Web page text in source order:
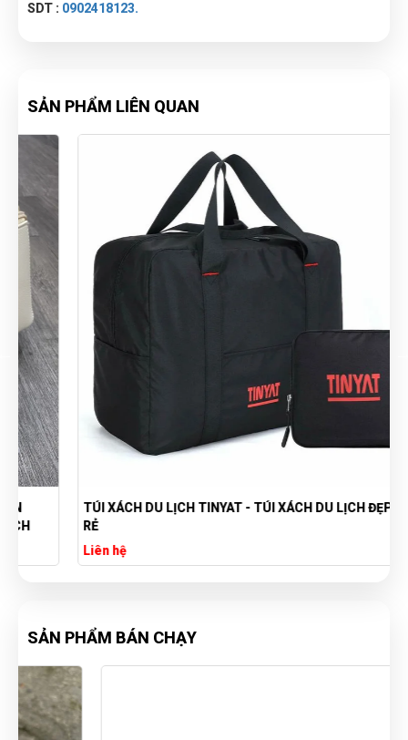
SDT : 0902418123.
SẢN PHẨM LIÊN QUAN
TÚI XÁCH DU LỊCH TINYAT - TÚI XÁCH DU LỊCH ĐẸP GIÁ
SẢN PHẨM BÁN CHẠY